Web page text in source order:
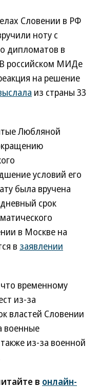
Словении в РФ
ноту с
дипломатов в
российском МИДе
на решение
из страны 33
Любляной
условий его
была вручена
срок
в Москве на
в заявлении
временному
из-за
властей Словении
военные
из-за военной
в онлайн-